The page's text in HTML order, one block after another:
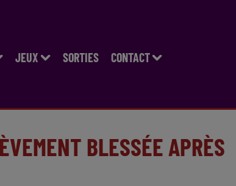
JEUX SORTIES CONTACT
BLESSÉE APRÈS